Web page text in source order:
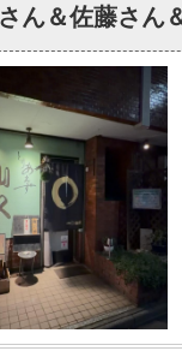
ん＆佐藤さん